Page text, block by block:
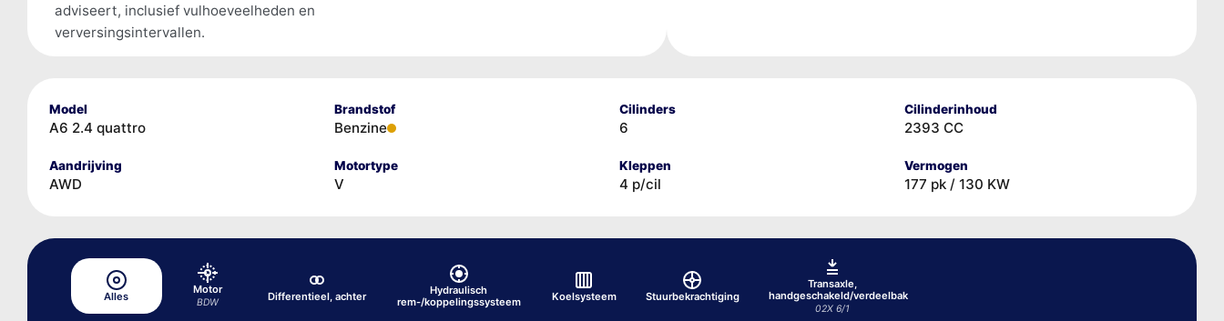
adviseert, inclusief vulhoeveelheden en
verversingsintervallen.
Model
A6 2.4 quattro
Brandstof
Benzine
Cilinders
6
Cilinderinhoud
2393 CC
Aandrijving
AWD
Motortype
V
Kleppen
4 p/cil
Vermogen
177 pk / 130 KW
Alles
Motor
BDW Differentieel, achter
Hydraulisch
rem-/koppelingssysteem
Koelsysteem Stuurbekrachtiging
Transaxle,
handgeschakeld/verdeelbak
02X 6/1